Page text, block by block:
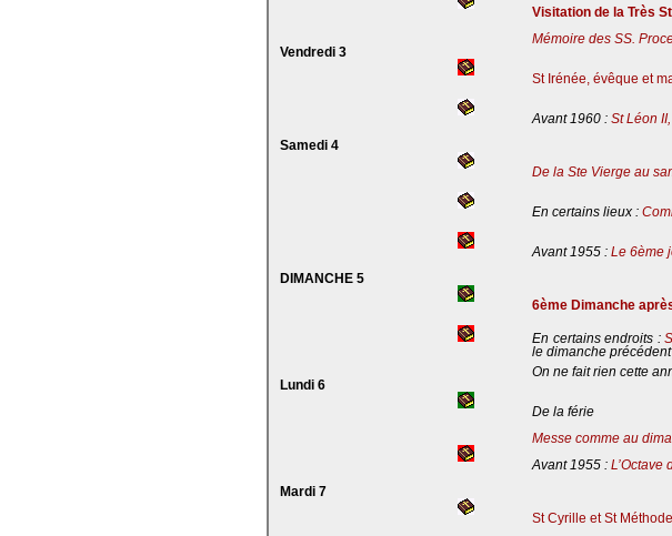
Visitation de la Très
Mémoire des SS.
Vendredi 3
St Irénée, évêque et
Avant 1960 : St Léon
Samedi 4
De la Ste Vierge au
En certains lieux :
Avant 1955 : Le 6ème
DIMANCHE 5
6ème Dimanche
En certains endroits :
le dimanche précédent
On ne fait rien cette
Lundi 6
De la férie
Messe comme au
Avant 1955 : L’Octave
Mardi 7
St Cyrille et St